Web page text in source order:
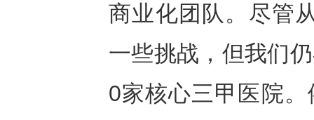
商业化团队。尽管
一些挑战，但我们
0家核心三甲医院